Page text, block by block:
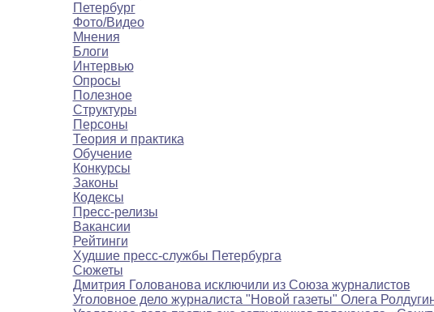
Петербург
Фото/Видео
Мнения
Блоги
Интервью
Опросы
Полезное
Структуры
Персоны
Теория и практика
Обучение
Конкурсы
Законы
Кодексы
Пресс-релизы
Вакансии
Рейтинги
Худшие пресс-службы Петербурга
Сюжеты
Дмитрия Голованова исключили из Союза журналистов
Уголовное дело журналиста "Новой газеты" Олега